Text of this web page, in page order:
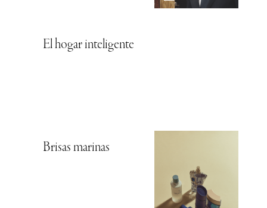
El hogar inteligente
Brisas marinas